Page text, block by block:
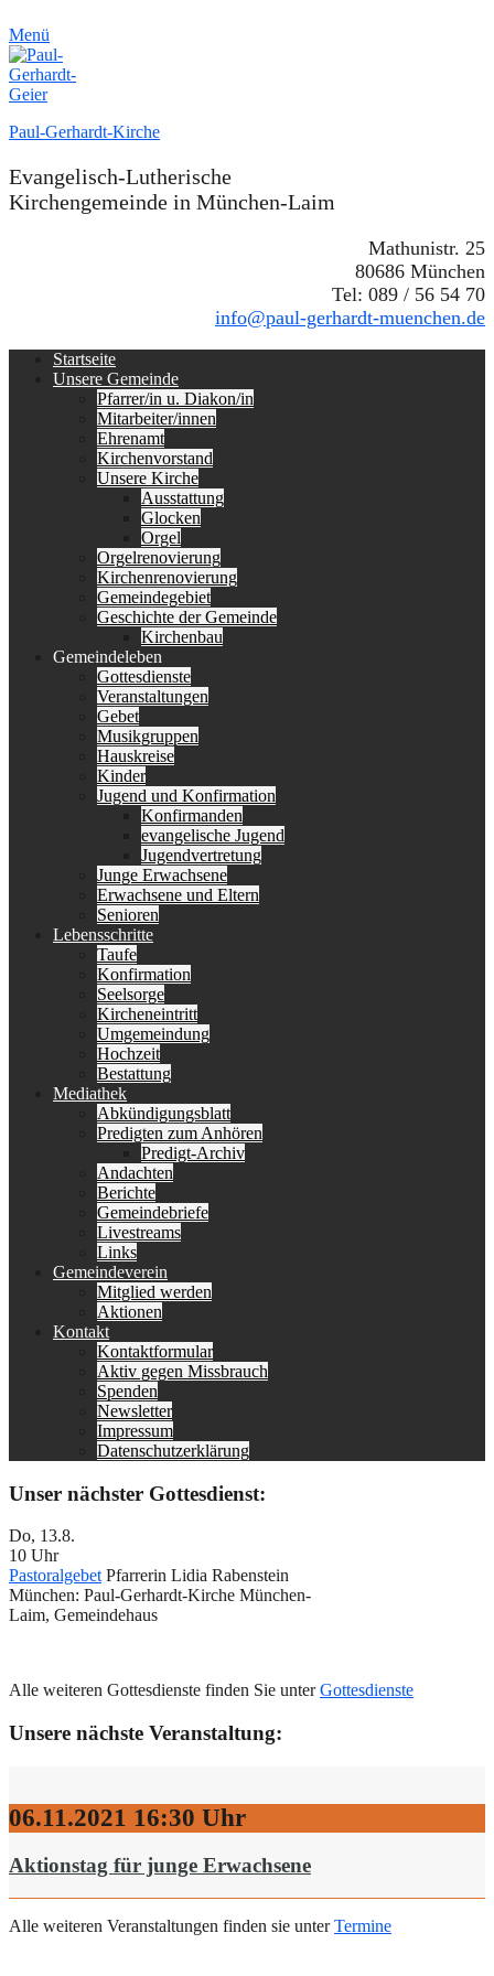
Menü
Paul-Gerhardt-Kirche
Evangelisch-Lutherische
Kirchengemeinde in München-Laim
Mathunistr. 25
80686 München
Tel: 089 / 56 54 70
info@paul-gerhardt-muenchen.de
Erstes
Menü
Startseite
Unsere Gemeinde
Pfarrer/in u. Diakon/in
Mitarbeiter/innen
Ehrenamt
Kirchenvorstand
Unsere Kirche
Ausstattung
Glocken
Orgel
Orgelrenovierung
Kirchenrenovierung
Gemeindegebiet
Geschichte der Gemeinde
Kirchenbau
Gemeindeleben
Gottesdienste
Veranstaltungen
Gebet
Musikgruppen
Hauskreise
Kinder
Jugend und Konfirmation
Konfirmanden
evangelische Jugend
Jugendvertretung
Junge Erwachsene
Erwachsene und Eltern
Senioren
Lebensschritte
Taufe
Konfirmation
Seelsorge
Kircheneintritt
Umgemeindung
Hochzeit
Bestattung
Mediathek
Abkündigungsblatt
Predigten zum Anhören
Predigt-Archiv
Andachten
Berichte
Gemeindebriefe
Livestreams
Links
Gemeindeverein
Mitglied werden
Aktionen
Kontakt
Kontaktformular
Aktiv gegen Missbrauch
Spenden
Newsletter
Impressum
Datenschutzerklärung
Unser nächster Gottesdienst:
Do, 13.8.
10 Uhr
Pastoralgebet Pfarrerin Lidia Rabenstein
München: Paul-Gerhardt-Kirche München-
Laim, Gemeindehaus
Alle weiteren Gottesdienste finden Sie unterGottesdienste
Unsere nächste Veranstaltung:
06.11.2021 16:30 Uhr
Aktionstag für junge Erwachsene
Alle weiteren Veranstaltungen finden sie unterTermine